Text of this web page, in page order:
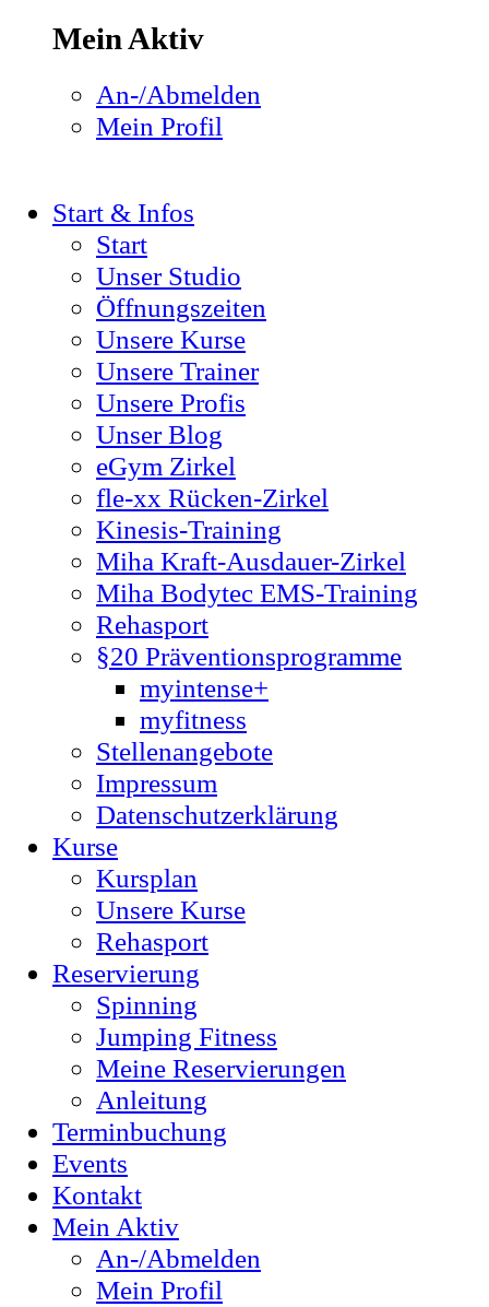
Mein Aktiv
An-/Abmelden
Mein Profil
Start & Infos
Start
Unser Studio
Öffnungszeiten
Unsere Kurse
Unsere Trainer
Unsere Profis
Unser Blog
eGym Zirkel
fle-xx Rücken-Zirkel
Kinesis-Training
Miha Kraft-Ausdauer-Zirkel
Miha Bodytec EMS-Training
Rehasport
§20 Präventionsprogramme
myintense+
myfitness
Stellenangebote
Impressum
Datenschutzerklärung
Kurse
Kursplan
Unsere Kurse
Rehasport
Reservierung
Spinning
Jumping Fitness
Meine Reservierungen
Anleitung
Terminbuchung
Events
Kontakt
Mein Aktiv
An-/Abmelden
Mein Profil